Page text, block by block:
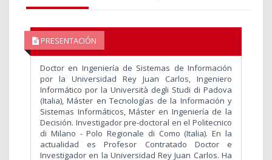
PRESENTACIÓN
Doctor en Ingeniería de Sistemas de Información
por la Universidad Rey Juan Carlos, Ingeniero
Informático por la Università degli Studi di Padova
(Italia), Máster en Tecnologías de la Información y
Sistemas Informáticos, Máster en Ingeniería de la
Decisión. Investigador pre-doctoral en el Politecnico
di Milano - Polo Regionale di Como (Italia). En la
actualidad es Profesor Contratado Doctor e
Investigador en la Universidad Rey Juan Carlos. Ha